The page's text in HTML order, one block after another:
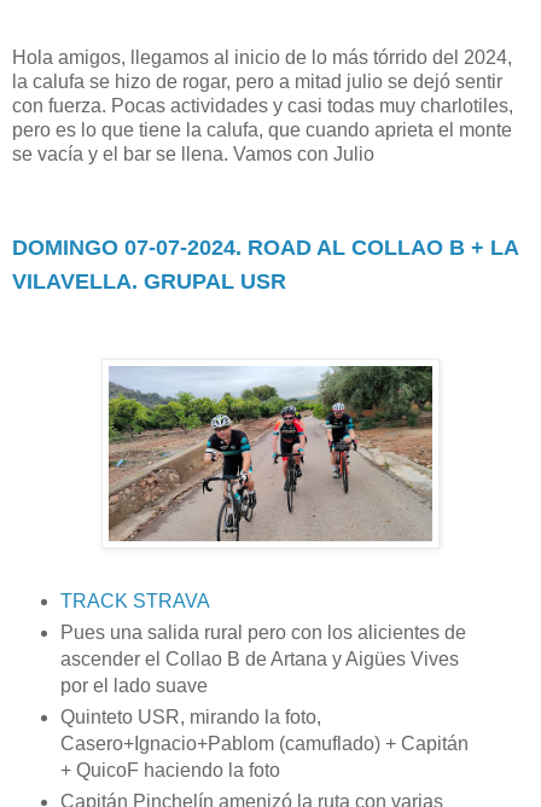
Hola amigos, llegamos al inicio de lo más tórrido del 2024,
la calufa se hizo de rogar, pero a mitad julio se dejó sentir
con fuerza. Pocas actividades y casi todas muy charlotiles,
pero es lo que tiene la calufa, que cuando aprieta el monte
se vacía y el bar se llena. Vamos con Julio
DOMINGO 07-07-2024. ROAD AL COLLAO B + LA
VILAVELLA. GRUPAL USR
TRACK STRAVA
Pues una salida rural pero con los alicientes de
ascender el Collao B de Artana y Aigües Vives
por el lado suave
Quinteto USR, mirando la foto,
Casero+Ignacio+Pablom (camuflado) + Capitán
+ QuicoF haciendo la foto
Capitán Pinchelín amenizó la ruta con varias